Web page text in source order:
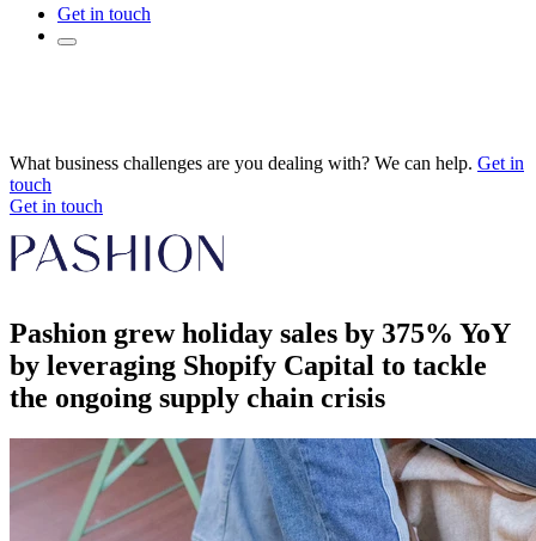
Get in touch
What business challenges are you dealing with? We can help. Get in
touch
Get in touch
Pashion grew holiday sales by 375% YoY
by leveraging Shopify Capital to tackle
the ongoing supply chain crisis